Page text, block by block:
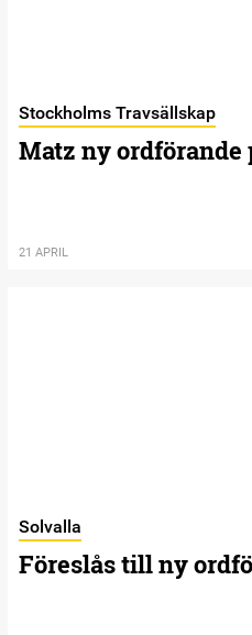
Stockholms Travsällskap
Matz ny ordförande
21 APRIL
Solvalla
Föreslås till ny